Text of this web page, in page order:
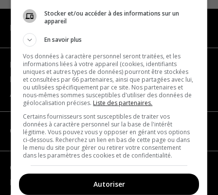
Devenir partenaire
Nous joindre
À propos
CATÉGORIES
Géographie
France
Stocker et/ou accéder à des informations sur un
appareil
En savoir plus
Vos données à caractère personnel seront traitées, et les
informations liées à votre appareil (cookies, identifiants
uniques et autres types de données) pourront être stockées
et consultées par 66 partenaires, ainsi que partagées avec lui,
ou utilisées spécifiquement par ce site. Nos partenaires et
nous-mêmes sommes susceptibles d'utiliser des données de
géolocalisation précises. Liste des partenaires.
Certains fournisseurs sont susceptibles de traiter vos
données à caractère personnel sur la base de l'intérêt
légitime. Vous pouvez vous y opposer en gérant vos options
ci-dessous. Recherchez un lien en bas de cette page ou dans
le menu du site pour gérer ou retirer votre consentement
dans les paramètres des cookies et de confidentialité.
Autoriser